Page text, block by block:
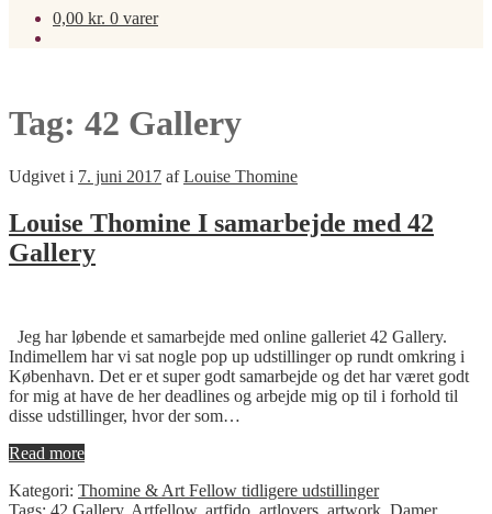
0,00 kr. 0 varer
Tag: 42 Gallery
Udgivet i 7. juni 2017 afLouise Thomine
Louise Thomine I samarbejde med 42
Gallery
Jeg har løbende et samarbejde med online galleriet 42 Gallery.
Indimellem har vi sat nogle pop up udstillinger op rundt omkring i
København. Det er et super godt samarbejde og det har været godt
for mig at have de her deadlines og arbejde mig op til i forhold til
disse udstillinger, hvor der som…
Read more
Kategori: Thomine & Art Fellow tidligere udstillinger